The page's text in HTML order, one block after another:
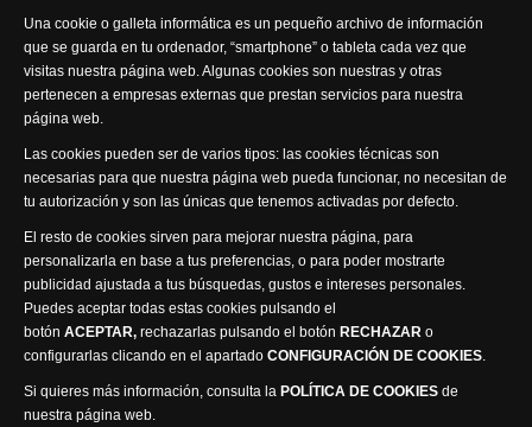
Una cookie o galleta informática es un pequeño archivo de información
que se guarda en tu ordenador, “smartphone” o tableta cada vez que
visitas nuestra página web. Algunas cookies son nuestras y otras
pertenecen a empresas externas que prestan servicios para nuestra
página web.
Las cookies pueden ser de varios tipos: las cookies técnicas son
necesarias para que nuestra página web pueda funcionar, no necesitan de
tu autorización y son las únicas que tenemos activadas por defecto.
El resto de cookies sirven para mejorar nuestra página, para
personalizarla en base a tus preferencias, o para poder mostrarte
publicidad ajustada a tus búsquedas, gustos e intereses personales.
Puedes aceptar todas estas cookies pulsando el
botón ACEPTAR, rechazarlas pulsando el botón RECHAZAR o
configurarlas clicando en el apartado CONFIGURACIÓN DE COOKIES.
Si quieres más información, consulta la POLÍTICA DE COOKIES de
nuestra página web.
Síguenos
Visita nuestra productora
Política de privacidad
Política de cookies
Accesibilidad
Compromiso con la protección de datos personales